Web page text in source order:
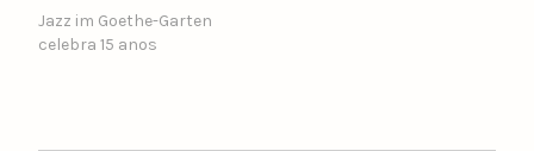
Jazz im Goethe-Garten
celebra 15 anos